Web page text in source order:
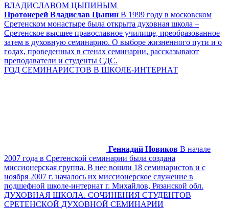
ВЛАДИСЛАВОМ ЦЫПИНЫМ
Протоиерей Владислав Цыпин В 1999 году в московском
Сретенском монастыре была открыта духовная школа –
Сретенское высшее православное училище, преобразованное
затем в духовную семинарию. О выборе жизненного пути и о
годах, проведенных в стенах семинарии, рассказывают
преподаватели и студенты СДС.
ГОД СЕМИНАРИСТОВ В ШКОЛЕ-ИНТЕРНАТ
Геннадий Новиков В начале
2007 года в Сретенской семинарии была создана
миссионерская группа. В нее вошли 18 семинаристов и с
ноября 2007 г. началось их миссионерское служение в
подшефной школе-интернат г. Михайлов, Рязанской обл.
ДУХОВНАЯ ШКОЛА. СОЧИНЕНИЯ СТУДЕНТОВ
СРЕТЕНСКОЙ ДУХОВНОЙ СЕМИНАРИИ